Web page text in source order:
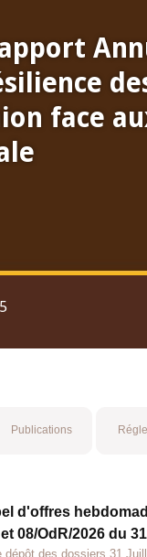
face
Publications
d'offres
08/OdR/2026 du
dépôt des dossiers 31